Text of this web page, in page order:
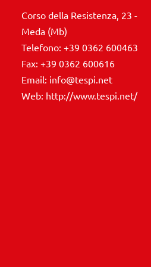
Corso della Resistenza, 23 -
Meda (Mb)
Telefono: +39 0362 600463
Fax: +39 0362 600616
Email: info@tespi.net
Web: http://www.tespi.net/